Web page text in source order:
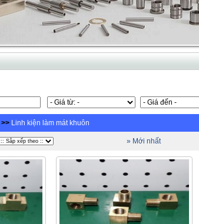
>> Linh kiện làm mát khuôn
» Mới nhất